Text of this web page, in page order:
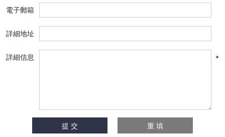
電子郵箱
詳細地址
詳細信息 *